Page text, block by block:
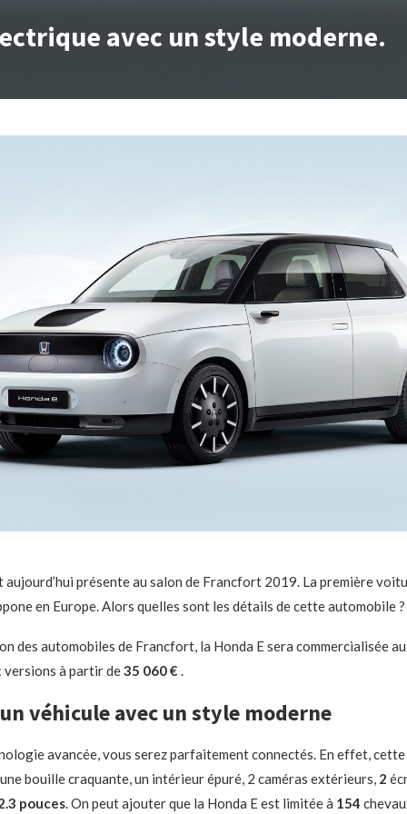
avec un style moderne.
aujourd’hui présente au salon de Francfort 2019. La première
en Europe. Alors quelles sont les détails de cette automobile ?
des automobiles de Francfort, la Honda E sera commercialisée
versions à partir de35 060 € .
véhicule avec un style moderne
avancée, vous serez parfaitement connectés. En effet,
bouille craquante, un intérieur épuré, 2 caméras extérieurs, 2
pouces. On peut ajouter que la Honda E est limitée à 154